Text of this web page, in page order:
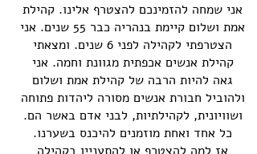
אני שמחה להזמינכם להצטרף אלינו. קהילת
אמת ושלום קיימת בנהריה כבר 55 שנים. אני
הצטרפתי לקהילה לפני 6 שנים. ומצאתי
קהילת אנשים אכפתית מגוונת וחמה. אני
גאה להיות הרבה של קהילת אמת ושלום
ולהוביל חבורת אנשים מסורה ליהדות פתוחה
ושוויונית, לקהילתיות, לבני אדם באשר הם.
כל אחד ואחת מוזמנים להיכנס בשערנו.